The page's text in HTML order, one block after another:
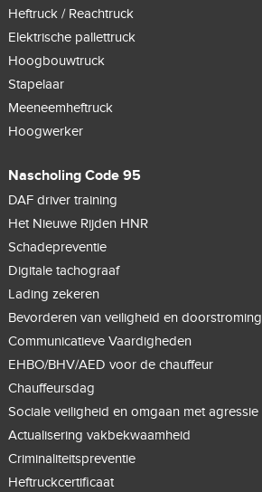
Heftruck / Reachtruck
Elektrische pallettruck
Hoogbouwtruck
Stapelaar
Meeneemheftruck
Hoogwerker
Nascholing Code 95
DAF driver training
Het Nieuwe Rijden HNR
Schadepreventie
Digitale tachograaf
Lading zekeren
Bevorderen van veiligheid en doorstroming
Communicatieve Vaardigheden
EHBO/BHV/AED voor de chauffeur
Chauffeursdag
Sociale veiligheid en omgaan met agressie
Actualisering vakbekwaamheid
Criminaliteitspreventie
Heftruckcertificaat